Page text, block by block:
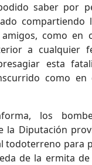
saber por
compartiendo
como en
a cualquier
esta
como en
los
la Diputación
todoterreno para
de la ermita de